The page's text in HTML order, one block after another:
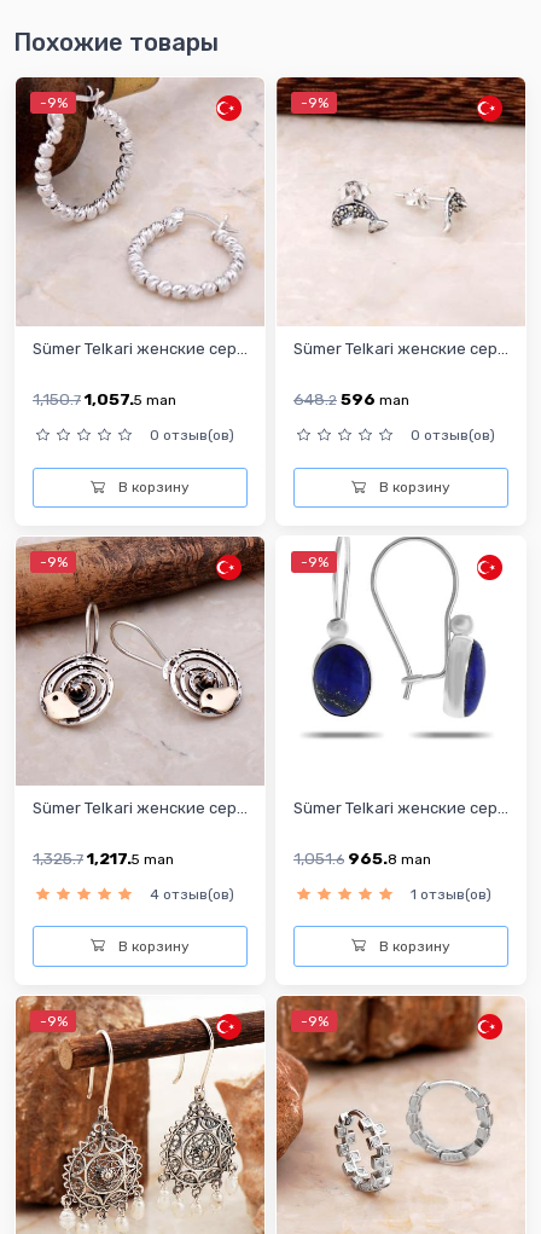
Похожие товары
-9%
Sümer Telkari женскиe сер...
1,150.7 1,057.5 man
0 отзыв(ов)
В корзину
-9%
Sümer Telkari женскиe сер...
648.2 596 man
0 отзыв(ов)
В корзину
-9%
Sümer Telkari женские сер...
1,325.7 1,217.5 man
4 отзыв(ов)
В корзину
-9%
Sümer Telkari женские сер...
1,051.6 965.8 man
1 отзыв(ов)
В корзину
-9% -9%